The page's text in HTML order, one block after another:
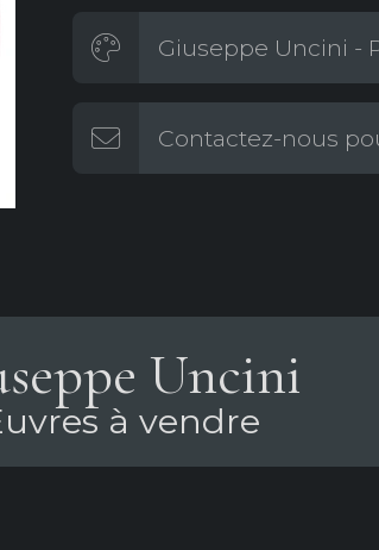
Giuseppe Uncini -
Contactez-nous
Uncini
à vendre